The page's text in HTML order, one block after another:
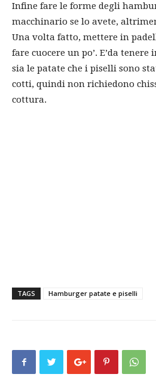
Infine fare le forme degli
macchinario se lo avete,
Una volta fatto, mettere in
fare cuocere un po’. E’da tenere
sia le patate che i piselli sono
cotti, quindi non richiedono
cottura.
TAGS Hamburger patate e piselli